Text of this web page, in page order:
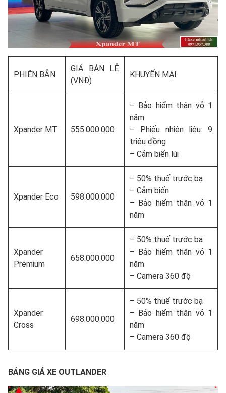
PHIÊN BẢN
GIÁ BÁN LẺ
(VNĐ)
KHUYẾN MẠI
Xpander MT 555.000.000
– Bảo hiểm thân vỏ 1
năm
– Phiếu nhiên liệu: 9
triệu đồng
– Cảm biến lùi
Xpander Eco 598.000.000
– 50% thuế trước bạ
– Cảm biến
– Bảo hiểm thân vỏ 1
năm
Xpander
Premium
658.000.000
– 50% thuế trước bạ
– Bảo hiểm thân vỏ 1
năm
– Camera 360 độ
Xpander
Cross
698.000.000
– 50% thuế trước bạ
– Bảo hiểm thân vỏ 1
năm
– Camera 360 độ
BẢNG GIÁ XE OUTLANDER